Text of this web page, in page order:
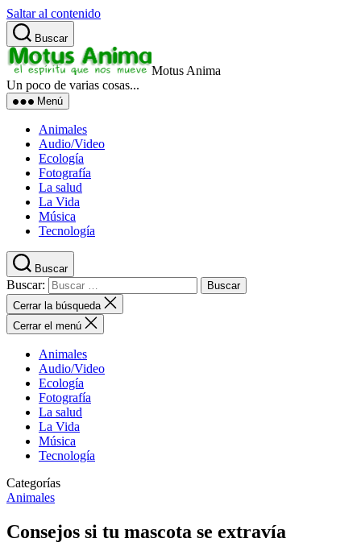
Saltar al contenido
Buscar
Motus Anima
Un poco de varias cosas...
Menú
Animales
Audio/Video
Ecología
Fotografía
La salud
La Vida
Música
Tecnología
Buscar
Buscar:
Cerrar la búsqueda
Cerrar el menú
Animales
Audio/Video
Ecología
Fotografía
La salud
La Vida
Música
Tecnología
Categorías
Animales
Consejos si tu mascota se extravía